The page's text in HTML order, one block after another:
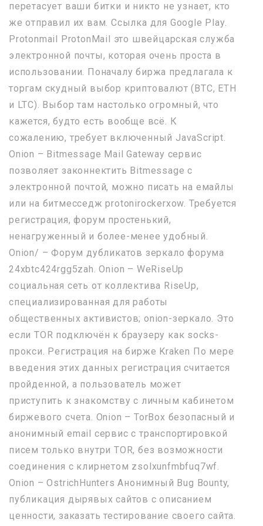
перетасует ваши битки и никто не узнает, кто
же отправил их вам. Ссылка для Google Play.
Protonmail ProtonMail это швейцарская служба
электронной почты, которая очень проста в
использовании. Поначалу биржа предлагала к
торгам скудный выбор криптовалют (BTC, ETH
и LTC). Выбор там настолько огромный, что
кажется, будто есть вообще всё. К
сожалению, требует включенный JavaScript.
Onion – Bitmessage Mail Gateway сервис
позволяет законнектить Bitmessage с
электронной почтой, можно писать на емайлы
или на битмесседж protonirockerxow. Требуется
регистрация, форум простенький,
ненагруженный и более-менее удобный.
Onion/ – Форум дубликатов зеркало форума
24xbtc424rgg5zah. Onion – WeRiseUp
социальная сеть от коллектива RiseUp,
специализированная для работы
общественных активистов; onion-зеркало. Это
если TOR подключён к браузеру как socks-
прокси. Регистрация на бирже Kraken По мере
введения этих данных регистрация считается
пройденной, а пользователь может
приступить к знакомству с личным кабинетом
биржевого счета. Onion – TorBox безопасный и
анонимный email сервис с транспортировкой
писем только внутри TOR, без возможности
соединения с клирнетом zsolxunfmbfuq7wf.
Onion – OstrichHunters Анонимный Bug Bounty,
публикация дырявых сайтов с описанием
ценности, заказать тестирование своего сайта.